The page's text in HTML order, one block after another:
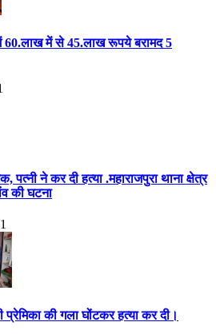
60.लाख में से 45.लाख रूपये बरामद 5
पत्नी ने कर दी हत्या .महाराजपुरा थाना क्षेत्र
की घटना
की गला घोंटकर हत्या कर दी।